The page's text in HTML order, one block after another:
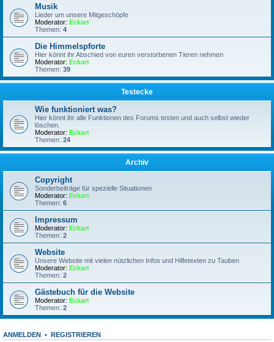
Musik
Lieder um unsere Mitgeschöpfe
Moderator: Eckart
Themen: 4
Die Himmelspforte
Hier könnt ihr Abschied von euren verstorbenen Tieren nehmen
Moderator: Eckart
Themen: 39
Testecke
Wie funktioniert was?
Hier könnt ihr alle Funktionen des Forums testen und auch selbst wieder
löschen.
Moderator: Eckart
Themen: 24
Archiv
Copyright
Sonderbeiträge für spezielle Situationen
Moderator: Eckart
Themen: 6
Impressum
Moderator: Eckart
Themen: 2
Website
Unsere Website mit vielen nützlichen Infos und Hilfetexten zu Tauben
Moderator: Eckart
Themen: 2
Gästebuch für die Website
Moderator: Eckart
Themen: 2
ANMELDEN • REGISTRIEREN